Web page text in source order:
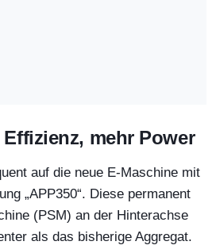
mehr Power
auf die neue E-Maschine mit
„APP350“. Diese permanent
(PSM) an der Hinterachse
als das bisherige Aggregat.